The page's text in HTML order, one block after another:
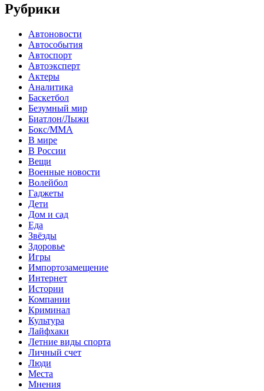
Рубрики
Автоновости
Автособытия
Автоспорт
Автоэксперт
Актеры
Аналитика
Баскетбол
Безумный мир
Биатлон/Лыжи
Бокс/MMA
В мире
В России
Вещи
Военные новости
Волейбол
Гаджеты
Дети
Дом и сад
Еда
Звёзды
Здоровье
Игры
Импортозамещение
Интернет
Истории
Компании
Криминал
Культура
Лайфхаки
Летние виды спорта
Личный счет
Люди
Места
Мнения